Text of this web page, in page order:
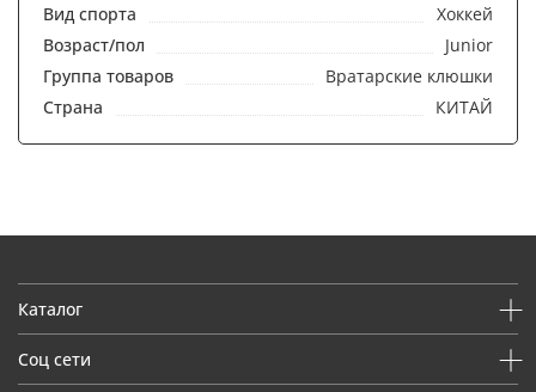
Вид спорта
Хоккей
Возраст/пол
Junior
Группа товаров
Вратарские клюшки
Страна
КИТАЙ
Каталог
Соц сети